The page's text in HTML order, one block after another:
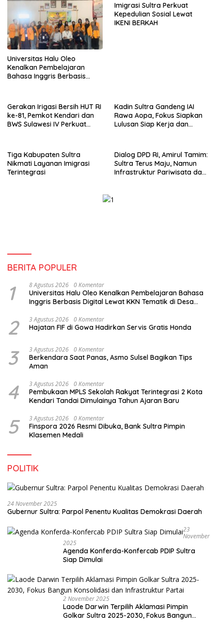
Universitas Halu Oleo
Kenalkan Pembelajaran
Bahasa Inggris Berbasis
Imigrasi Sultra Perkuat
Kepedulian Sosial Lewat
IKENI BERKAH
Gerakan Irigasi Bersih HUT RI
ke-81, Pemkot Kendari dan
BWS Sulawesi IV Perkuat
Kadin Sultra Gandeng IAI
Rawa Aopa, Fokus Siapkan
Lulusan Siap Kerja dan
Tiga Kabupaten Sultra
Nikmati Layanan Imigrasi
Terintegrasi
Dialog DPD RI, Amirul Tamim:
Sultra Terus Maju, Namun
Infrastruktur Pariwisata dan
BERITA POPULER
1 8 Agustus 2026 0 Komentar
Universitas Halu Oleo Kenalkan Pembelajaran Bahasa
Inggris Berbasis Digital Lewat KKN Tematik di Desa
2 3 Agustus 2026 0 Komentar
Hajatan FIF di Gowa Hadirkan Servis Gratis Honda
3 3 Agustus 2026 0 Komentar
Berkendara Saat Panas, Asmo Sulsel Bagikan Tips
Aman
4 3 Agustus 2026 0 Komentar
Pembukaan MPLS Sekolah Rakyat Terintegrasi 2 Kota
Kendari Tandai Dimulainya Tahun Ajaran Baru
5 3 Agustus 2026 0 Komentar
Finspora 2026 Resmi Dibuka, Bank Sultra Pimpin
Klasemen Medali
POLITIK
24 November 2025
Gubernur Sultra: Parpol Penentu Kualitas Demokrasi Daerah
23
November
2025
Agenda Konferda-Konfercab PDIP Sultra
Siap Dimulai
2 November 2025
Laode Darwin Terpilih Aklamasi Pimpin
Golkar Sultra 2025-2030, Fokus Bangun